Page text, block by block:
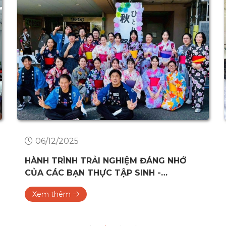
18/11/2025
ĐOÀN DOANH NGHIỆP NHẬT BẢN THAM
QUAN VÀ GIAO LƯU TẠI CÁC TRƯỜNG
ĐẠI HỌC Ở ĐÀ NẴNG
Xem thêm